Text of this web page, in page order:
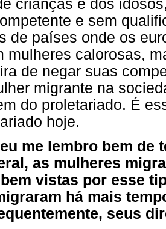
crianças e dos
e sem
de países onde os
mulheres calorosas,
de negar suas
migrante na
do proletariado. É
hoje.
me lembro bem de
as mulheres
vistas por esse
há mais
seus